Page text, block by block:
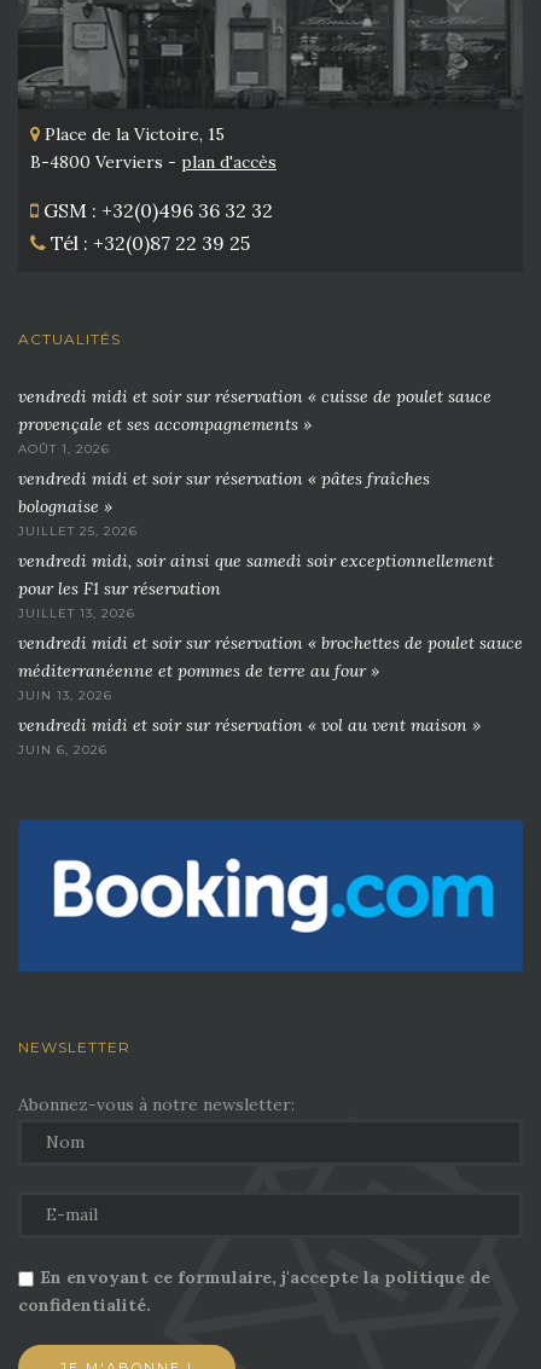
Place de la Victoire, 15
B-4800 Verviers - plan d'accès
GSM : +32(0)496 36 32 32
Tél : +32(0)87 22 39 25
ACTUALITÉS
vendredi midi et soir sur réservation « cuisse de poulet sauce
provençale et ses accompagnements »
AOÛT 1, 2026
vendredi midi et soir sur réservation « pâtes fraîches
bolognaise »
JUILLET 25, 2026
vendredi midi, soir ainsi que samedi soir exceptionnellement
pour les F1 sur réservation
JUILLET 13, 2026
vendredi midi et soir sur réservation « brochettes de poulet sauce
méditerranéenne et pommes de terre au four »
JUIN 13, 2026
vendredi midi et soir sur réservation « vol au vent maison »
JUIN 6, 2026
NEWSLETTER
Abonnez-vous à notre newsletter:
En envoyant ce formulaire, j'accepte la politique de
confidentialité.